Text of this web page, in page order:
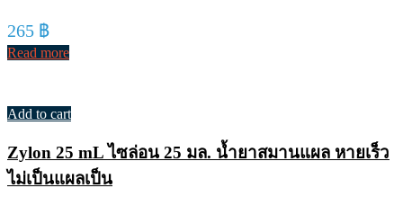
265 ฿
Read more
Add to cart
Zylon 25 mL ไซล่อน 25 มล. น้ำยาสมานแผล หายเร็ว
ไม่เป็นแผลเป็น